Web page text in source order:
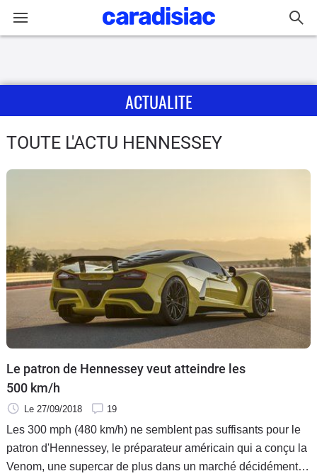
Actu
Essais
Electriques
Utilitaires
Auto
Services
Forum
Moto
ACTUALITE
TOUTE L'ACTU HENNESSEY
Le patron de Hennessey veut atteindre les
500 km/h
Le 27/09/2018 19
Les 300 mph (480 km/h) ne semblent pas suffisants pour le
patron d'Hennessey, le préparateur américain qui a conçu la
Venom, une supercar de plus dans un marché décidément